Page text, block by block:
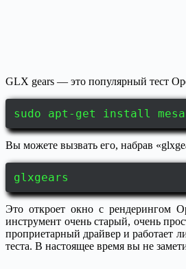
GLX gears — это популярный тест
sudo apt-get install
Вы можете вызвать его, набрав
glxgears
Это откроет окно с рендерингом
инструмент очень старый, очень
проприетарный драйвер и работает
теста. В настоящее время вы не